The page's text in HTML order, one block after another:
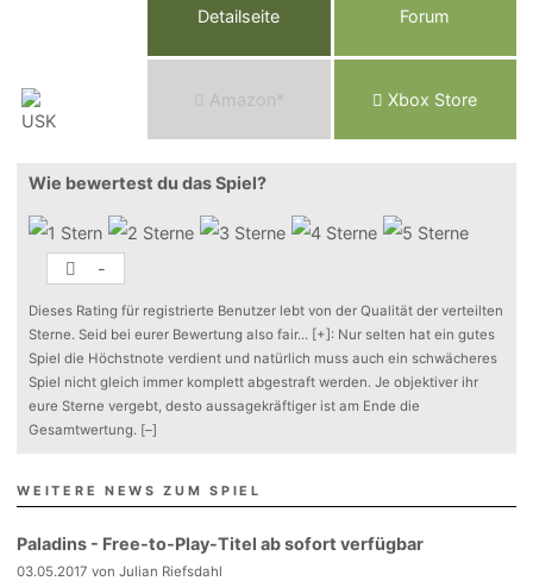
Detailseite Forum
Ama o n* Xbox Store
Wie bewertest du das Spiel?
-
Dieses Rating für registrierte Benutzer lebt von der Qualität der verteilten
Sterne. Seid bei eurer Bewertung also fair... [+] : Nur selten hat ein gutes
Spiel die Höchstnote verdient und natürlich muss auch ein schwächeres
Spiel nicht gleich immer komplett abgestraft werden. Je objektiver ihr
eure Sterne vergebt, desto aussagekräftiger ist am Ende die
Gesamtwertung. [–]
WEITERE NEWS ZUM SPIEL
Paladins - Free-to-Play-Titel ab sofort verfügbar
03.05.2017 von Julian Riefsdahl